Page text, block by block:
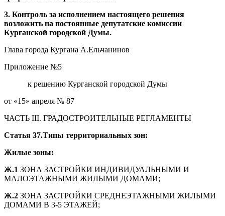
3. Контроль за исполнением настоящего решения
возложить на постоянные депутатские комиссии
Курганской городской Думы.
Глава города Кургана А.Ельчанинов
Приложение №5
к решению Курганской городской Думы
от «15» апреля № 87
ЧАСТЬ III. ГРАДОСТРОИТЕЛЬНЫЕ РЕГЛАМЕНТЫ
Статья 37.Типы территориальных зон:
Жилые зоны:
Ж.1 ЗОНА ЗАСТРОЙКИ ИНДИВИДУАЛЬНЫМИ И
МАЛОЭТАЖНЫМИ ЖИЛЫМИ ДОМАМИ;
Ж.2 ЗОНА ЗАСТРОЙКИ СРЕДНЕЭТАЖНЫМИ ЖИЛЫМИ
ДОМАМИ В 3-5 ЭТАЖЕЙ;